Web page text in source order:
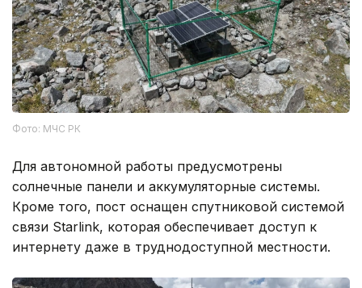
Фото: МЧС РК
Для автономной работы предусмотрены
солнечные панели и аккумуляторные системы.
Кроме того, пост оснащен спутниковой системой
связи Starlink, которая обеспечивает доступ к
интернету даже в труднодоступной местности.